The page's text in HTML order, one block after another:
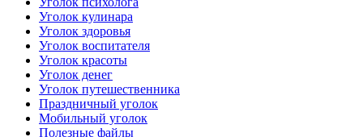
Уголок кулинара
Уголок здоровья
Уголок воспитателя
Уголок красоты
Уголок денег
Уголок путешественника
Праздничный уголок
Мобильный уголок
Полезные файлы